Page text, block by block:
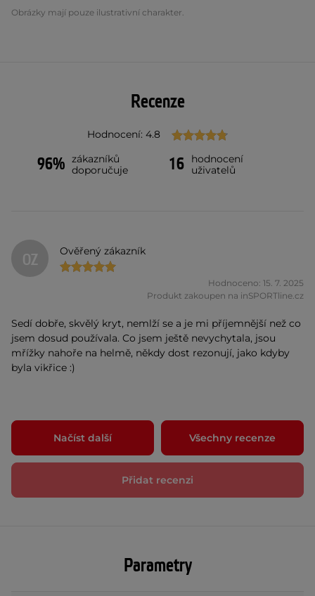
Obrázky mají pouze ilustrativní charakter.
Recenze
Hodnocení: 4.8
96% zákazníků
doporučuje
16
hodnocení
uživatelů
OZ Ověřený zákazník
Hodnoceno: 15. 7. 2025
Produkt zakoupen na inSPORTline.cz
Sedí dobře, skvělý kryt, nemlží se a je mi příjemnější než co
jsem dosud používala. Co jsem ještě nevychytala, jsou
mřížky nahoře na helmě, někdy dost rezonují, jako kdyby
byla vikřice :)
Načíst další Všechny recenze
Přidat recenzi
Parametry